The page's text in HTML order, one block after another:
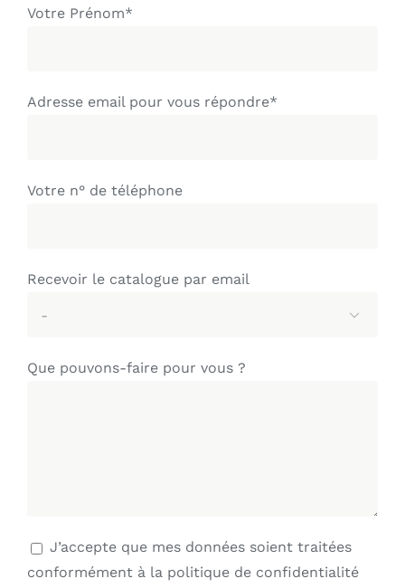
Votre Prénom*
Adresse email pour vous répondre*
Votre n° de téléphone
Recevoir le catalogue par email

Que pouvons-faire pour vous ?
J’accepte que mes données soient traitées
conformément à la politique de confidentialité